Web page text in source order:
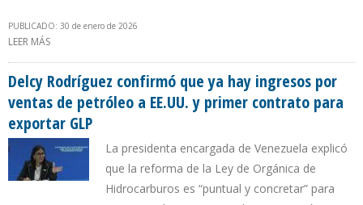
PUBLICADO: 30 de enero de 2026
LEER MÁS
Delcy Rodríguez confirmó que ya hay ingresos por
ventas de petróleo a EE.UU. y primer contrato para
exportar GLP
La presidenta encargada de Venezuela explicó
que la reforma de la Ley de Orgánica de
Hidrocarburos es “puntual y concretar” para